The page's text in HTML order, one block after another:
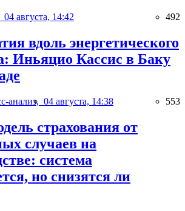
04 августа, 14:42 492
вдоль энергетического
Иньяцио Кассис в Баку
анализ, 04 августа, 14:38 553
страхования от
случаев на
система
но снизятся ли